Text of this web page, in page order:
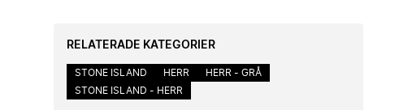
RELATERADE KATEGORIER
STONE ISLAND HERR
HERR - GRÅ
STONE ISLAND - HERR